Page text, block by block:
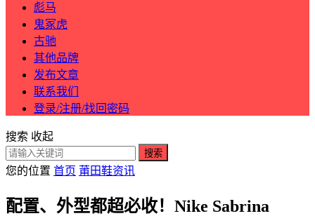
彪马
鬼冢虎
古驰
其他品牌
发布文章
联系我们
登录/注册/找回密码
搜索 收起
搜索
您的位置 首页 莆田鞋资讯
配置、外型都超必收！Nike Sabrina